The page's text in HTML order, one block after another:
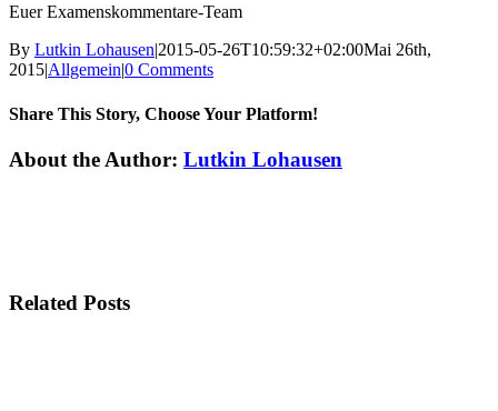
Euer Examenskommentare-Team
By Lutkin Lohausen|2015-05-26T10:59:32+02:00Mai 26th,
2015|Allgemein|0 Comments
Share This Story, Choose Your Platform!
Facebook
X
Email
About the Author: Lutkin Lohausen
Related Posts